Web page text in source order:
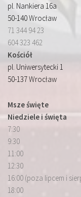
pl. Nankiera 16a
50-140 Wrocław
71 344 94 23
604 323 462
Kościół
pl. Uniwersytecki 1
50-137 Wrocław
Msze święte
Niedziele i święta
7:30
9:30
11:00
12:30
16:00 (poza lipcem i
18:00